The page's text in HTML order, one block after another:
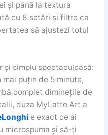
și până la textura
cu 8 setări și filtre ca
să ajustezi totul
și simplu spectaculoasă:
puțin de 5 minute,
complet diminețile de
duza MyLatte Art a
e exact ce ai
microspuma și să-ți